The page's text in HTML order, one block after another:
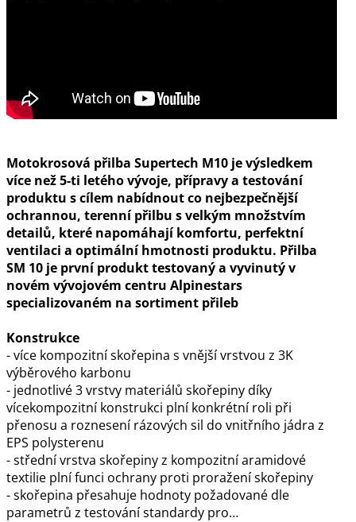
Motokrosová přilba Supertech M10 je výsledkem
více než 5-ti letého vývoje, přípravy a testování
produktu s cílem nabídnout co nejbezpečnější
ochrannou, terenní přilbu s velkým množstvím
detailů, které napomáhají komfortu, perfektní
ventilaci a optimální hmotnosti produktu. Přilba
SM 10 je první produkt testovaný a vyvinutý v
novém vývojovém centru Alpinestars
specializovaném na sortiment přileb
Konstrukce
- více kompozitní skořepina s vnější vrstvou z 3K
výběrového karbonu
- jednotlivé 3 vrstvy materiálů skořepiny díky
vícekompozitní konstrukci plní konkrétní roli při
přenosu a roznesení rázových sil do vnitřního jádra z
EPS polysterenu
- střední vrstva skořepiny z kompozitní aramidové
textilie plní funci ochrany proti proražení skořepiny
- skořepina přesahuje hodnoty požadované dle
parametrů z testování standardy pro…